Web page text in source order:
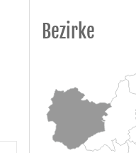
Bezirke